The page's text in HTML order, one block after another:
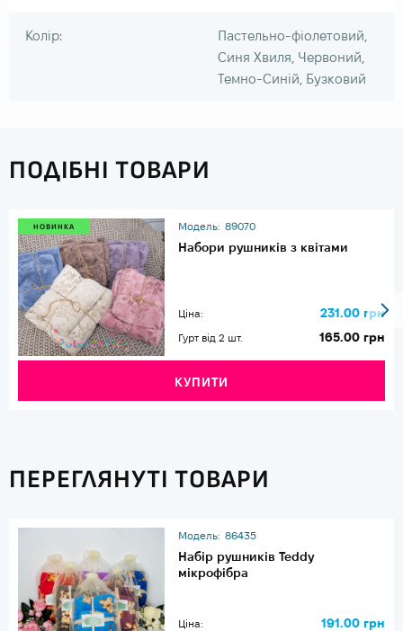
Колір:
Пастельно-фіолетовий,
Синя Хвиля, Червоний,
Темно-Синій, Бузковий
ПОДІБНІ ТОВАРИ
НОВИНКА Модель: 89070
Набори рушників з квітами
Ціна: 231.00 грн
Гурт від 2 шт. 165.00 грн
КУПИТИ
ПЕРЕГЛЯНУТІ ТОВАРИ
Модель: 86435
Набір рушників Teddy
мікрофібра
Ціна: 191.00 грн